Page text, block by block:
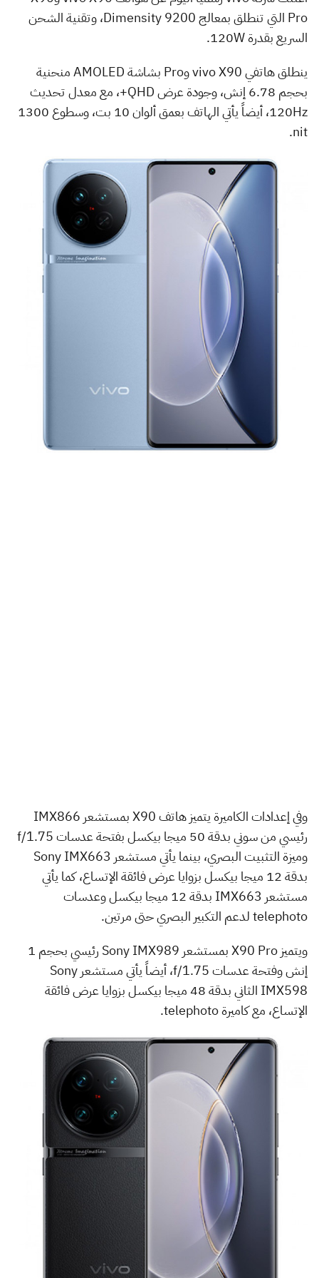
Pro التي تنطلق بمعالج Dimensity 9200، وتقنية الشحن
السريع بقدرة 120W.
ينطلق هاتفي vivo X90 وPro بشاشة AMOLED منحنية
بحجم 6.78 إنش، وجودة عرض QHD+، مع معدل تحديث
120Hz، أيضاً يأتي الهاتف بعمق ألوان 10 بت، وسطوع 1300
nit.
وفي إعدادات الكاميرة يتميز هاتف X90 بمستشعر IMX866
رئيسي من سوني بدقة 50 ميجا بيكسل بفتحة عدسات f/1.75
وميزة التثبيت البصري، بينما يأتي مستشعر Sony IMX663
بدقة 12 ميجا بيكسل بزوايا عرض فائقة الإتساع، كما يأتي
مستشعر IMX663 بدقة 12 ميجا بيكسل وعدسات
telephoto لدعم التكبير البصري حتى مرتين.
ويتميز X90 Pro بمستشعر Sony IMX989 رئيسي بحجم 1
إنش وفتحة عدسات f/1.75، أيضاً يأتي مستشعر Sony
IMX598 الثاني بدقة 48 ميجا بيكسل بزوايا عرض فائقة
الإتساع، مع كاميرة telephoto.